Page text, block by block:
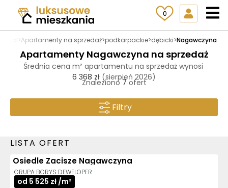
0
>Apartamenty na sprzedaż>podkarpackie>dębicki>Nagawczyna
Apartamenty Nagawczyna na sprzedaż
Średnia cena m² apartamentu na sprzedaż wynosi
6 368 zł (sierpień 2026)
Znaleziono7ofert
Filtry
LISTA OFERT
3D AI GOTOWE DO ODBIORU
Osiedle Zacisze Nagawczyna
GRUPA BORYS DEWELOPER
od 5 525 zł /m²